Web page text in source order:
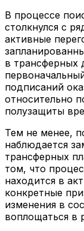
В процессе
столкнулся с
активные
в трансферных
подписаний
относительно
полузащиты
Тем не менее,
наблюдается
трансферных
том, что
находится в
конкретные
изменения в
воплощаться в